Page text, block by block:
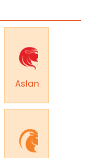
Aslan